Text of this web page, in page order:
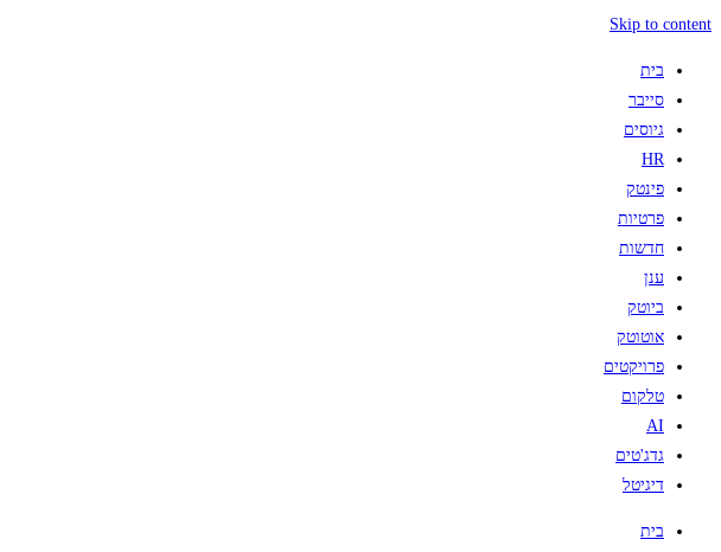
Skip to content
בית
סייבר
גיוסים
HR
פינטק
פרטיות
חדשות
ענן
ביוטק
אוטוטק
פרויקטים
טלקום
AI
גדג'טים
דיגיטל
בית